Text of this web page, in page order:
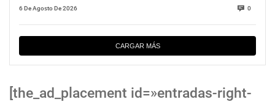
6 De Agosto De 2026 0
CARGAR MÁS
[the_ad_placement id=»entradas-right-